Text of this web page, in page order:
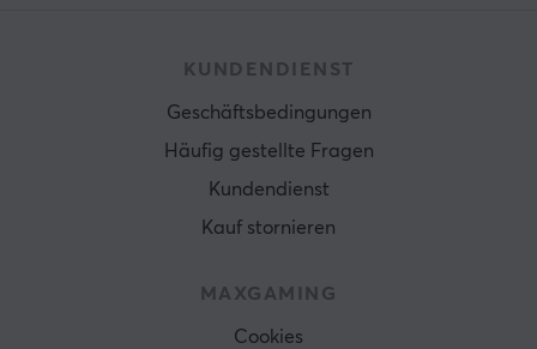
KUNDENDIENST
Geschäftsbedingungen
Häufig gestellte Fragen
Kundendienst
Kauf stornieren
MAXGAMING
Cookies